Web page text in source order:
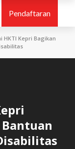
Pendaftaran
HKTI Kepri Bagikan